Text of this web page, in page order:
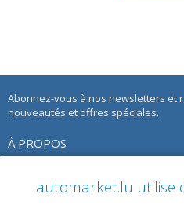
automarket.lu utilise
Abonnez-vous à nos newsletters et
nouveautés et offres spéciales.
À PROPOS